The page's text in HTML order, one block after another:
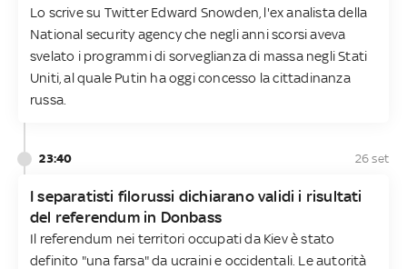
Lo scrive su Twitter Edward Snowden, l'ex analista della
National security agency che negli anni scorsi aveva
svelato i programmi di sorveglianza di massa negli Stati
Uniti, al quale Putin ha oggi concesso la cittadinanza
russa.
23:40 26 set
I separatisti filorussi dichiarano validi i risultati
del referendum in Donbass
Il referendum nei territori occupati da Kiev è stato
definito "una farsa" da ucraini e occidentali. Le autorità